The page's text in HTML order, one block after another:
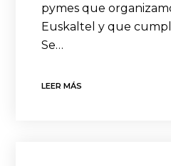
pymes que
Euskaltel y que
Se…
LEER MÁS